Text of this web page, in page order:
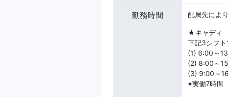
勤務時間 配属先によ
★キャディ
下記3シフ
(1) 6:00～
(2) 8:00～
(3) 9:00～
※実働7時間